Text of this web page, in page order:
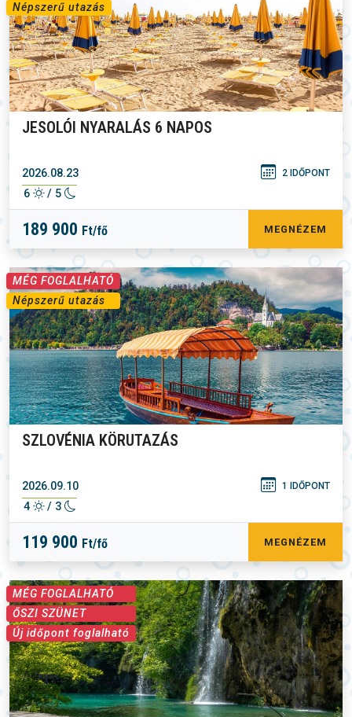
Népszerű utazás
JESOLÓI NYARALÁS 6 NAPOS
2026.08.23 2 IDŐPONT
6 / 5
189 900 Ft/fő MEGNÉZEM
MÉG FOGLALHATÓ
Népszerű utazás
SZLOVÉNIA KÖRUTAZÁS
2026.09.10 1 IDŐPONT
4 / 3
119 900 Ft/fő MEGNÉZEM
MÉG FOGLALHATÓ
ŐSZI SZÜNET
Új időpont foglalható